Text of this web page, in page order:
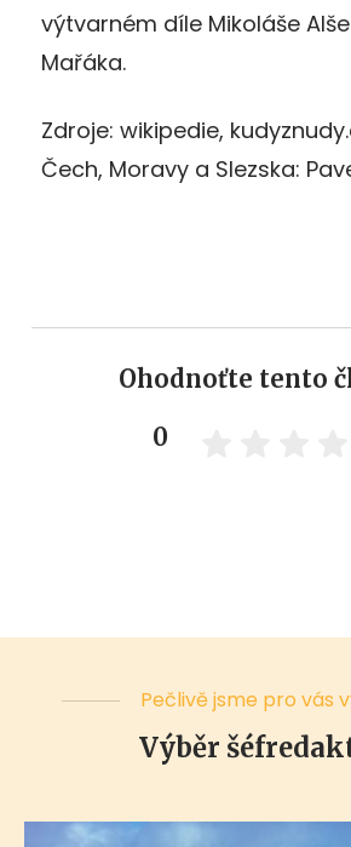
výtvarném díle Mikoláše
Mařáka.
Zdroje: wikipedie,
Čech, Moravy a Slezska:
Ohodnoťte tento
0
Pečlivě jsme pro vás
Výběr